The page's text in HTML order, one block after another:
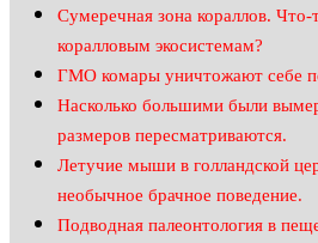
Сумеречная зона кораллов. Что-
коралловым экосистемам?
ГМО комары уничтожают себе
Насколько большими были
размеров пересматриваются.
Летучие мыши в голландской
необычное брачное поведение.
Подводная палеонтология в